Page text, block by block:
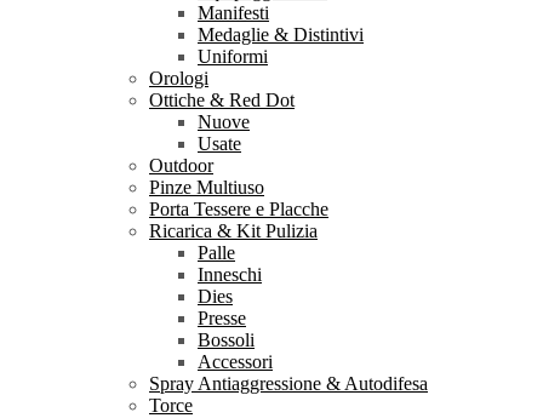
Manifesti
Medaglie & Distintivi
Uniformi
Orologi
Ottiche & Red Dot
Nuove
Usate
Outdoor
Pinze Multiuso
Porta Tessere e Placche
Ricarica & Kit Pulizia
Palle
Inneschi
Dies
Presse
Bossoli
Accessori
Spray Antiaggressione & Autodifesa
Torce